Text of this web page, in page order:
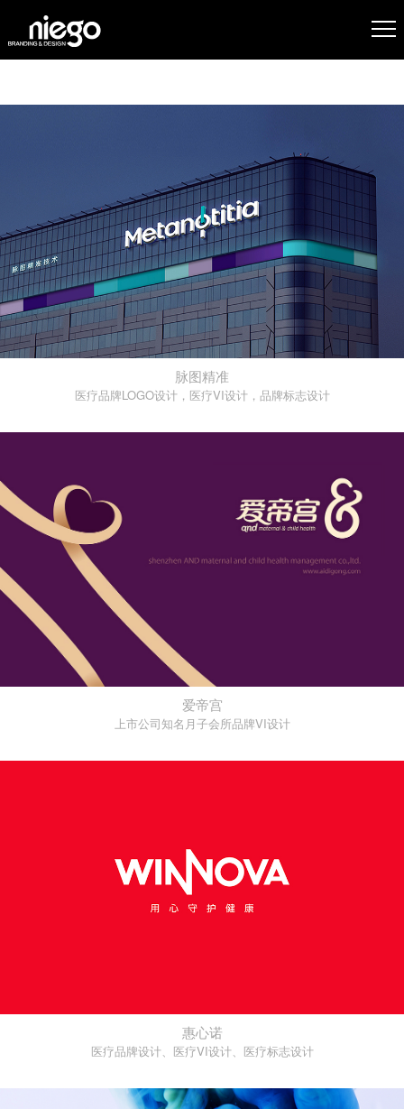
脉图精准
医疗品牌LOGO设计，医疗VI设计，品牌标志设计
爱帝宫
上市公司知名月子会所品牌VI设计
惠心诺
医疗品牌设计、医疗VI设计、医疗标志设计